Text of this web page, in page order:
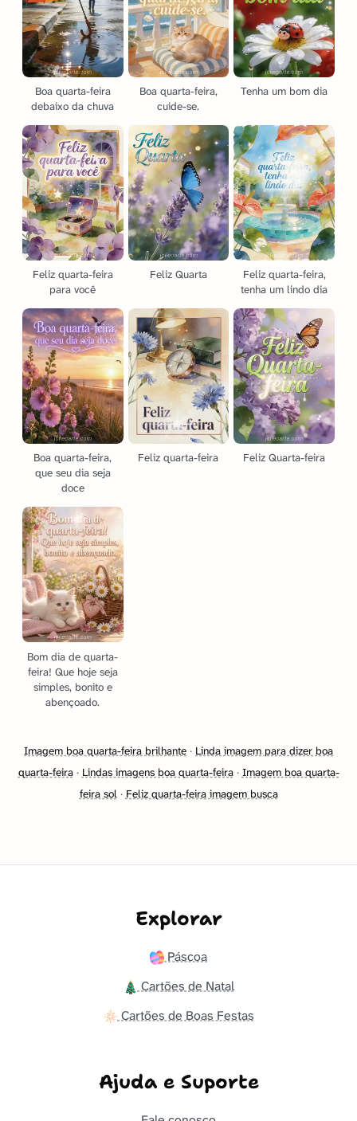
Boa quarta-feira
debaixo da chuva
Boa quarta-feira,
cuide-se.
Tenha um bom dia
Feliz quarta-feira
para você
Feliz Quarta
Feliz quarta-feira,
tenha um lindo dia
Boa quarta-feira,
que seu dia seja
doce
Feliz quarta-feira Feliz Quarta-feira
Bom dia de quarta-
feira! Que hoje seja
simples, bonito e
abençoado.
Imagem boa quarta-feira brilhante · Linda imagem para dizer boa
quarta-feira· Lindas imagens boa quarta-feira· Imagem boa quarta-
feira sol· Feliz quarta-feira imagem busca
Explorar
Páscoa
Cartões de Natal
Cartões de Boas Festas
Ajuda e Suporte